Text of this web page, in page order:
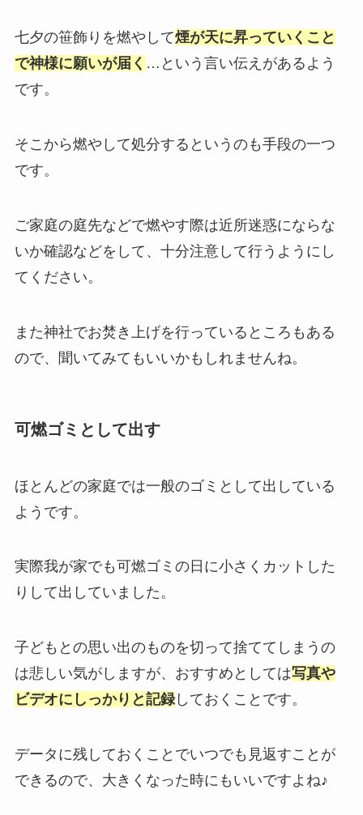
七夕の笹飾りを燃やして煙が天に昇っていくこと
で神様に願いが届く …という言い伝えがあるよう
です。
そこから燃やして処分するというのも手段の一つ
です。
ご家庭の庭先などで燃やす際は近所迷惑にならな
いか確認などをして、十分注意して行うようにし
てください。
また神社でお焚き上げを行っているところもある
ので、聞いてみてもいいかもしれませんね。
可燃ゴミとして出す
ほとんどの家庭では一般のゴミとして出している
ようです。
実際我が家でも可燃ゴミの日に小さくカットした
りして出していました。
子どもとの思い出のものを切って捨ててしまうの
は悲しい気がしますが、おすすめとしては写真や
ビデオにしっかりと記録しておくことです。
データに残しておくことでいつでも見返すことが
できるので、大きくなった時にもいいですよね♪